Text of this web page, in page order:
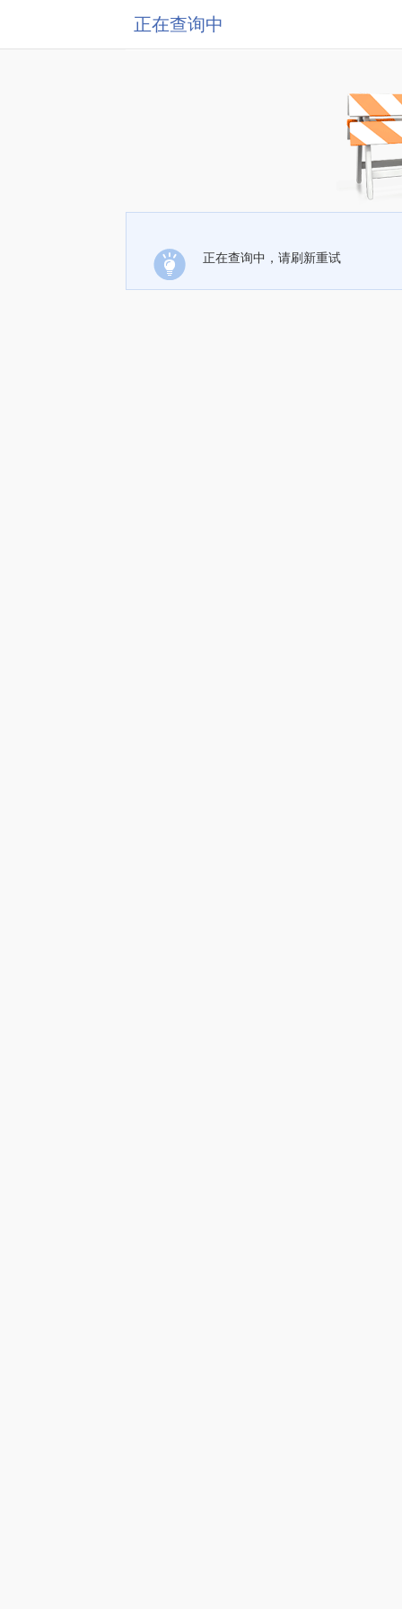
正在查询中
正在查询中，请刷新重试